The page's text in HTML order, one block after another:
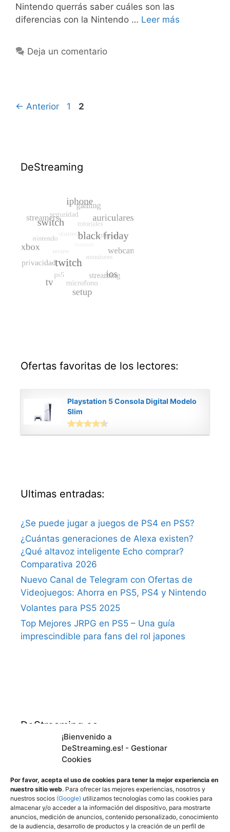
¡Bienvenido a
DeStreaming.es! - Gestionar
Cookies
Por favor, acepta el uso de cookies para tener la mejor experiencia en
nuestro sitio web. Para ofrecer las mejores experiencias, nosotros y
nuestros socios (Google) utilizamos tecnologías como las cookies para
almacenar y/o acceder a la información del dispositivo, para mostrarte
anuncios, medición de anuncios, contenido personalizado, conocimiento
de la audiencia, desarrollo de productos y la creación de un perfil de
Nintendo querrás saber cuáles son las
diferencias con la Nintendo … Leer más
Deja un comentario
← Anterior Página
1 Página
2
DeStreaming
Ofertas favoritas de los lectores:
Playstation 5 Consola Digital Modelo
Slim
Ultimas entradas:
¿Se puede jugar a juegos de PS4 en PS5?
¿Cuántas generaciones de Alexa existen?
¿Qué altavoz inteligente Echo comprar?
Comparativa 2026
Nuevo Canal de Telegram con Ofertas de
Videojuegos: Ahorra en PS5, PS4 y Nintendo
Volantes para PS5 2025
Top Mejores JRPG en PS5 – Una guía
imprescindible para fans del rol japones
DeStreaming.es
En calidad de afiliado de Amazon, obtengo
cumplen los requisitos aplicables.
Utilizamos cookies propias y de terceros para
mejorar nuestros servicios y mostrarle